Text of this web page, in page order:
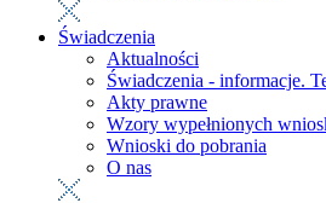
Świadczenia
Aktualności
Świadczenia - informacje.
Akty prawne
Wzory wypełnionych
Wnioski do pobrania
O nas